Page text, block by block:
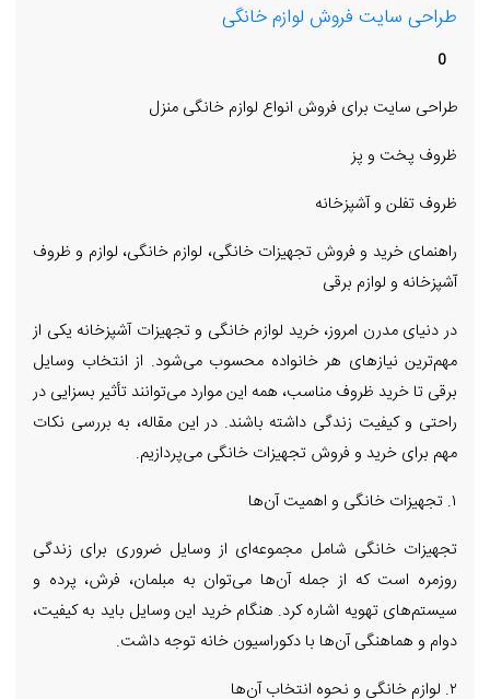
طراحی سایت فروش لوازم خانگی
0
طراحی سایت برای فروش انواع لوازم خانگی منزل
ظروف پخت و پز
ظروف تفلن و آشپزخانه
راهنمای خرید و فروش تجهیزات خانگی، لوازم خانگی، لوازم و ظروف
آشپزخانه و لوازم برقی
در دنیای مدرن امروز، خرید لوازم خانگی و تجهیزات آشپزخانه یکی از
مهم‌ترین نیازهای هر خانواده محسوب می‌شود. از انتخاب وسایل
برقی تا خرید ظروف مناسب، همه این موارد می‌توانند تأثیر بسزایی در
راحتی و کیفیت زندگی داشته باشند. در این مقاله، به بررسی نکات
مهم برای خرید و فروش تجهیزات خانگی می‌پردازیم.
۱. تجهیزات خانگی و اهمیت آن‌ها
تجهیزات خانگی شامل مجموعه‌ای از وسایل ضروری برای زندگی
روزمره است که از جمله آن‌ها می‌توان به مبلمان، فرش، پرده و
سیستم‌های تهویه اشاره کرد. هنگام خرید این وسایل باید به کیفیت،
دوام و هماهنگی آن‌ها با دکوراسیون خانه توجه داشت.
۲. لوازم خانگی و نحوه انتخاب آن‌ها